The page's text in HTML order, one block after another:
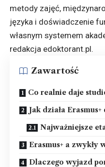
metody zajęć,
języka i doświadczenie
własnym systemem
redakcja edoktorant.pl.
Zawartość
Co realnie daje
Jak działa
Najważniejsze
Erasmus+ a zwykły
Dlaczego wyjazd